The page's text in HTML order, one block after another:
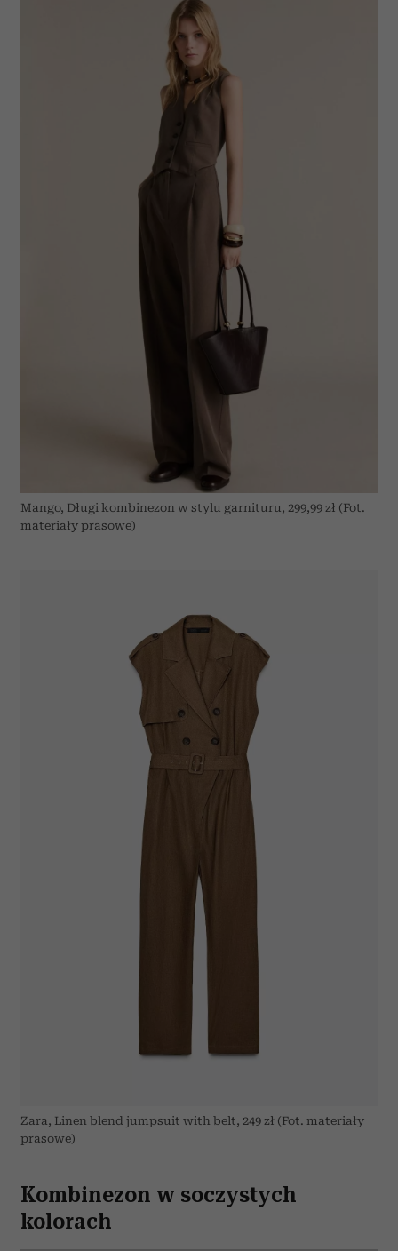
Mango, Długi kombinezon w stylu garnituru, 299,99 zł (Fot.
materiały prasowe)
Zara, Linen blend jumpsuit with belt, 249 zł (Fot. materiały
prasowe)
Kombinezon w soczystych
kolorach